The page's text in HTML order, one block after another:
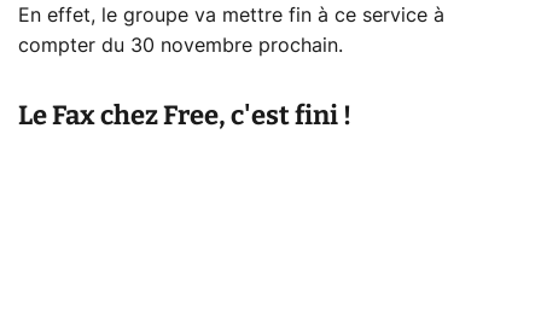
En effet, le groupe va mettre fin à ce service à
compter du 30 novembre prochain.
Le Fax chez Free, c'est fini !